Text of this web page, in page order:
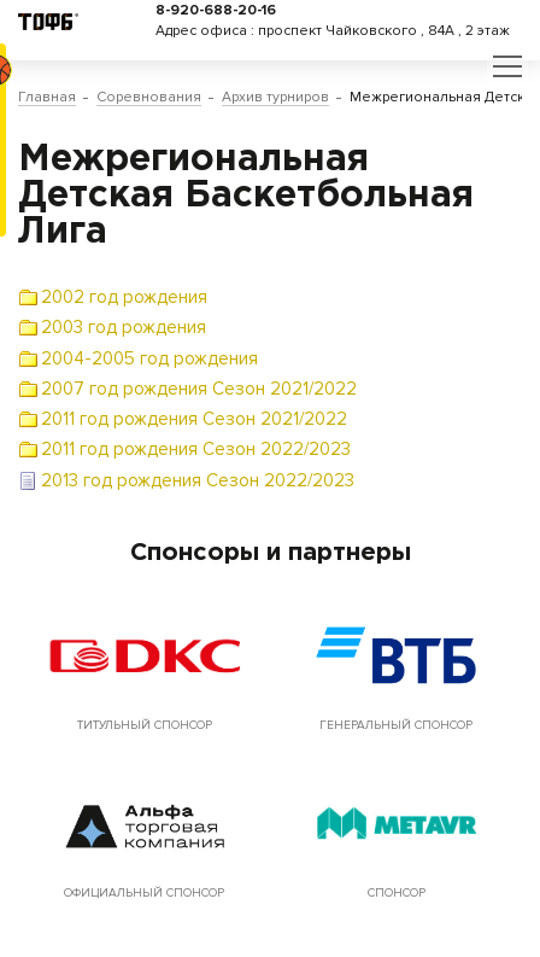
8-920-688-20-16
Адрес офиса : проспект Чайковского , 84А , 2 этаж
Главная Соревнования Архив турниров Межрегиональная
Межрегиональная
Детская Баскетбольная
Лига
2002 год рождения
2003 год рождения
2004-2005 год рождения
2007 год рождения Сезон 2021/2022
2011 год рождения Сезон 2021/2022
2011 год рождения Сезон 2022/2023
2013 год рождения Сезон 2022/2023
Спонсоры и партнеры
ТИТУЛЬНЫЙ СПОНСОР ГЕНЕРАЛЬНЫЙ СПОНСОР
ОФИЦИАЛЬНЫЙ СПОНСОР СПОНСОР